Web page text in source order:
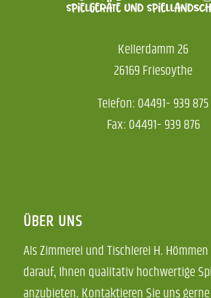
Kellerdamm 26
26169 Friesoythe
Telefon: 04491- 939 875
Fax: 04491- 939 876
ÜBER UNS
Als Zimmerei und Tischlerei H.
darauf, Ihnen qualitativ hochwertige
anzubieten. Kontaktieren Sie uns